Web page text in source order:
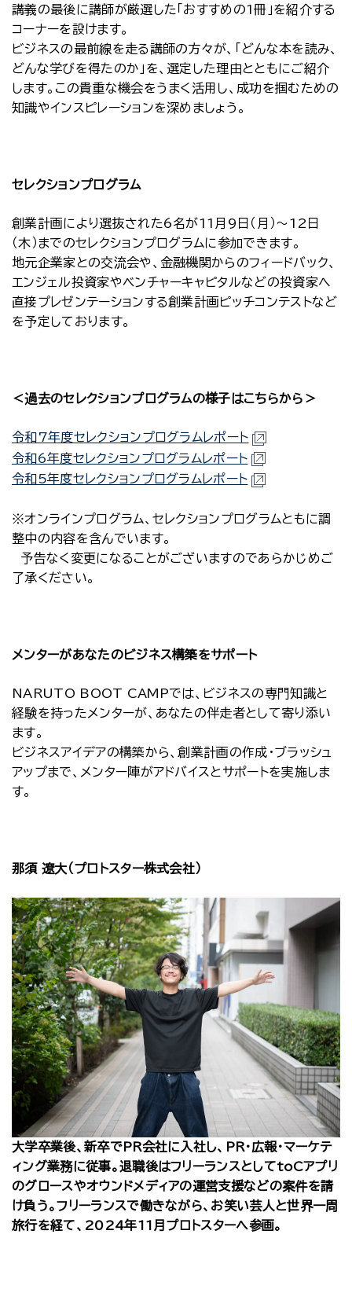
講義の最後に講師が厳選した「おすすめの1冊」を紹介する
コーナーを設けます。
ビジネスの最前線を走る講師の方々が、「どんな本を読み、
どんな学びを得たのか」を、選定した理由とともにご紹介
します。この貴重な機会をうまく活用し、成功を掴むための
知識やインスピレーションを深めましょう。
セレクションプログラム
創業計画により選抜された6名が11月9日（月）～12日
（木）までのセレクションプログラムに参加できます。
地元企業家との交流会や、金融機関からのフィードバック、
エンジェル投資家やベンチャーキャピタルなどの投資家へ
直接プレゼンテーションする創業計画ピッチコンテストなど
を予定しております。
＜過去のセレクションプログラムの様子はこちらから＞
令和7年度セレクションプログラムレポート
令和6年度セレクションプログラムレポート
令和5年度セレクションプログラムレポート
※オンラインプログラム、セレクションプログラムともに調
整中の内容を含んでいます。
予告なく変更になることがございますのであらかじめご
了承ください。
メンターがあなたのビジネス構築をサポート
NARUTO BOOT CAMPでは、ビジネスの専門知識と
経験を持ったメンターが、あなたの伴走者として寄り添い
ます。
ビジネスアイデアの構築から、創業計画の作成・ブラッシュ
アップまで、メンター陣がアドバイスとサポートを実施しま
す。
那須 遼大（プロトスター株式会社）
大学卒業後、新卒でPR会社に入社し、PR・広報・マーケテ
ィング業務に従事。退職後はフリーランスとしてtoCアプリ
のグロースやオウンドメディアの運営支援などの案件を請
け負う。フリーランスで働きながら、お笑い芸人と世界一周
旅行を経て、2024年11月プロトスターへ参画。